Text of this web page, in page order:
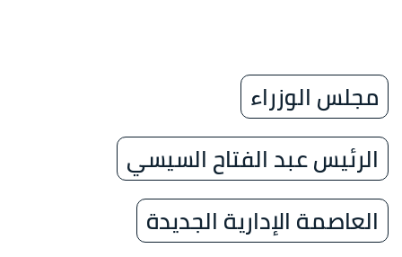
مجلس الوزراء
الرئيس عبد الفتاح السيسي
العاصمة الإدارية الجديدة